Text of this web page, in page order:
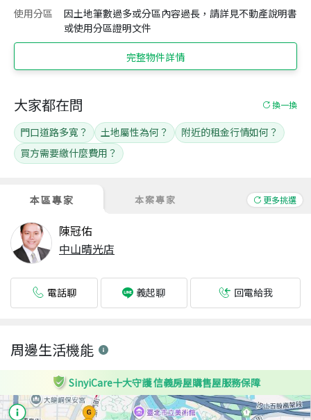
使用分區
因土地筆數過多或分區內容過長，請詳見不動產說明書
或使用分區證明文件
完整物件詳情
本區專家 本案專家 更多挑選
陳冠佑
中山晴光店
電話聊 義起聊 回電給我
大家都在問 換一換
門口道路多寬？ 土地屬性為何？
附近的租金行情如何？
買方需要繳什麼費用？
周邊生活機能
SinyiCare十大守護 信義房屋購售屋服務保障